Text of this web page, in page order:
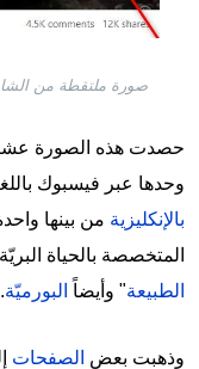
صورة ملتقطة من الشاشة في 15 أيار/مايو 2024
حصدت هذه الصورة
وحدها عبر فيسبوك
بالإنكليزية من بينها
المتخصصة بالحياة
الطبيعة" وأيضاً البورميّة.
وذهبت بعض الصفحات